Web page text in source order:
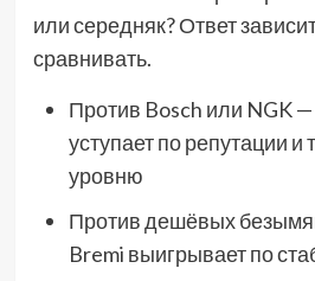
или середняк? Ответ
сравнивать.
Против Bosch или NGK
уступает по репутации и
уровню
Против дешёвых
Bremi выигрывает по